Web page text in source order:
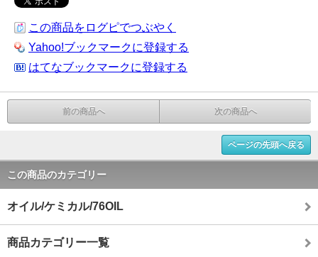
この商品をログピでつぶやく
Yahoo!ブックマークに登録する
はてなブックマークに登録する
前の商品へ 次の商品へ
ページの先頭へ戻る
この商品のカテゴリー
オイル/ケミカル/76OIL
商品カテゴリー一覧